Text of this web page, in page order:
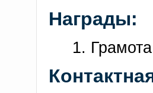
Награды:
1.